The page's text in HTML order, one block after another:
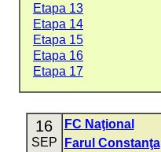
Etapa 13
Etapa 14
Etapa 15
Etapa 16
Etapa 17
16
SEP
FC Naţional
Farul Constanţa